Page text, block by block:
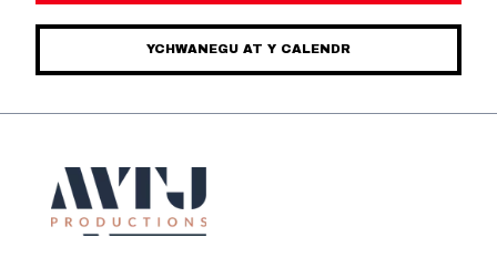
YCHWANEGU AT Y CALENDR